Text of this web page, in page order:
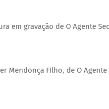
em gravação de O Agente
Mendonça FIlho, de O Agente